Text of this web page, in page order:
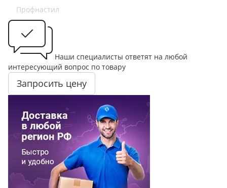
Профнастил
Наши специалисты ответят на любой
интересующий вопрос по товару
Запросить цену